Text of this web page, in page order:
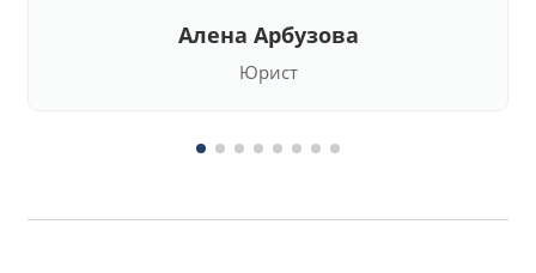
Алена Арбузова
Юрист